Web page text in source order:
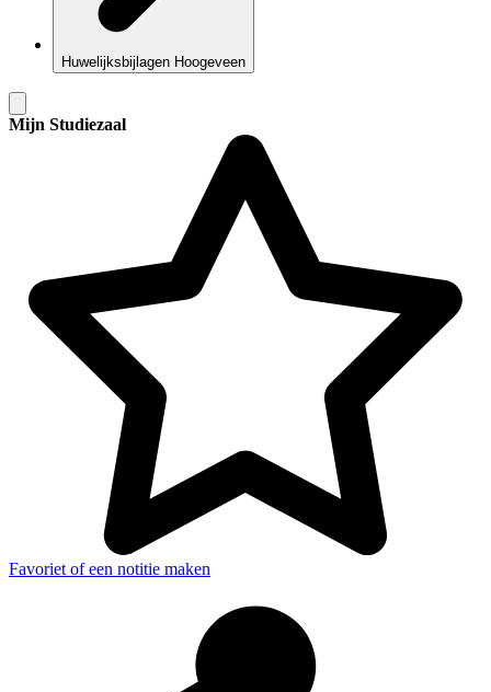
Huwelijksbijlagen Hoogeveen
Mijn Studiezaal
Favoriet of een notitie maken